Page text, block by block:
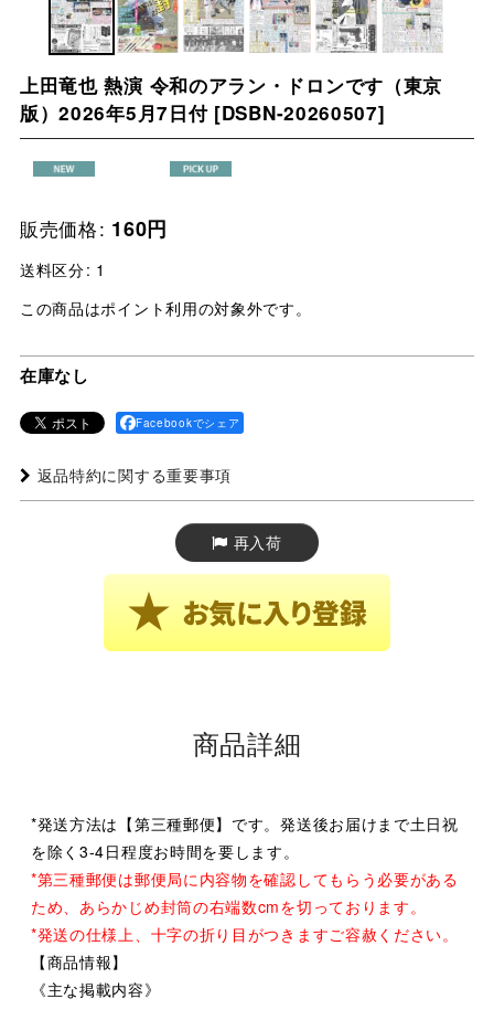
上田竜也 熱演 令和のアラン・ドロンです（東京
版）2026年5月7日付 [DSBN-20260507]
販売価格: 160円
送料区分: 1
この商品はポイント利用の対象外です。
在庫なし
Facebookでシェア
返品特約に関する重要事項
再入荷
商品詳細
*発送方法は【第三種郵便】です。発送後お届けまで土日祝
を除く3-4日程度お時間を要します。
*第三種郵便は郵便局に内容物を確認してもらう必要がある
ため、あらかじめ封筒の右端数cmを切っております。
*発送の仕様上、十字の折り目がつきますご容赦ください。
【商品情報】
《主な掲載内容》